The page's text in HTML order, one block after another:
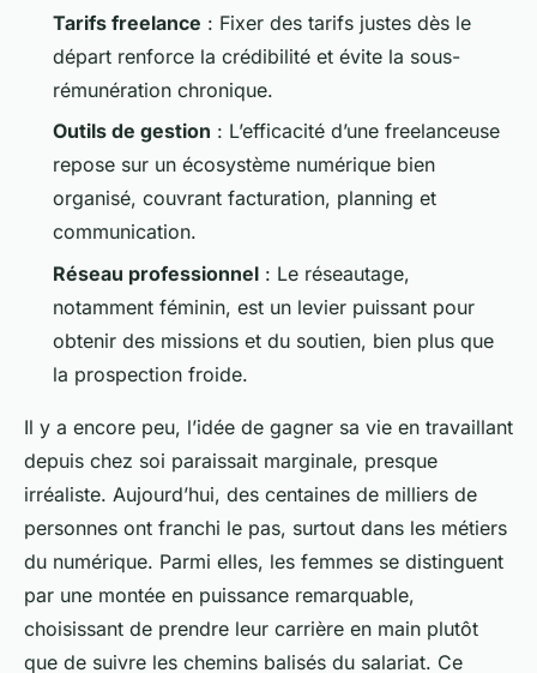
Tarifs freelance : Fixer des tarifs justes dès le
départ renforce la crédibilité et évite la sous-
rémunération chronique.
Outils de gestion : L’efficacité d’une freelanceuse
repose sur un écosystème numérique bien
organisé, couvrant facturation, planning et
communication.
Réseau professionnel : Le réseautage,
notamment féminin, est un levier puissant pour
obtenir des missions et du soutien, bien plus que
la prospection froide.
Il y a encore peu, l’idée de gagner sa vie en travaillant
depuis chez soi paraissait marginale, presque
irréaliste. Aujourd’hui, des centaines de milliers de
personnes ont franchi le pas, surtout dans les métiers
du numérique. Parmi elles, les femmes se distinguent
par une montée en puissance remarquable,
choisissant de prendre leur carrière en main plutôt
que de suivre les chemins balisés du salariat. Ce